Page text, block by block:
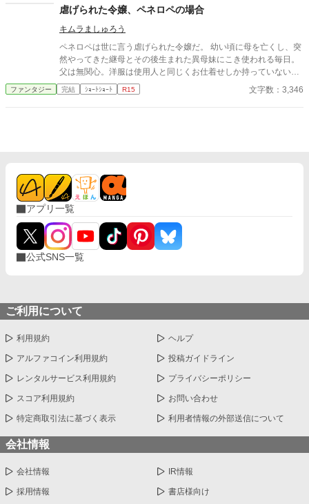
虐げられた令嬢、ペネロペの場合
キムラましゅろう
ペネロペは世に言う虐げられた令嬢だ。 幼い頃に母を亡くし、突
然やってきた継母とその後生まれた異母妹にこき使われる毎日。
父は無関心。洋服は使用人と同じくお仕着せしか持っていない。
まぁ元々婚約者はいないから異母妹に横取りされる事はないけれ
ど。 可哀想なペネロペ。でもきっといつか、彼女にもここから救
ファンタジー 完結 ｼｮｰﾄｼｮｰﾄ R15 文字数：3,346
アプリ一覧
公式SNS一覧
ご利用について
利用規約 ヘルプ
アルファコイン利用規約 投稿ガイドライン
レンタルサービス利用規約 プライバシーポリシー
スコア利用規約 お問い合わせ
特定商取引法に基づく表示 利用者情報の外部送信について
会社情報
会社情報 IR情報
採用情報 書店様向け